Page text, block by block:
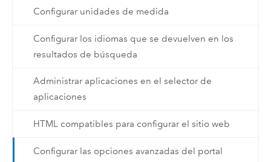
Configurar unidades de medida
Configurar los idiomas que se devuelven en los
resultados de búsqueda
Administrar aplicaciones en el selector de
aplicaciones
HTML compatibles para configurar el sitio web
Configurar las opciones avanzadas del portal